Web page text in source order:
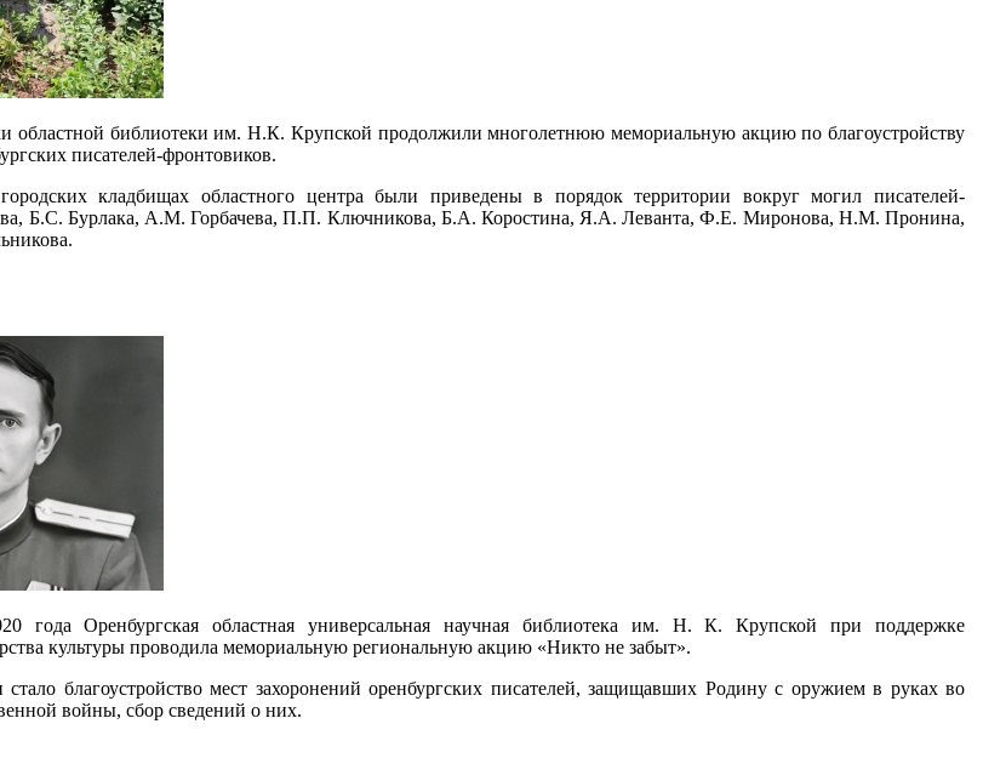
областной библиотеки им. Н.К. Крупской продолжили многолетнюю мемориальную акцию по благоустройству
писателей-фронтовиков.
кладбищах областного центра были приведены в порядок территории вокруг могил писателей-
Б.С. Бурлака, А.М. Горбачева, П.П. Ключникова, Б.А. Коростина, Я.А. Леванта, Ф.Е. Миронова, Н.М. Пронина,
года Оренбургская областная универсальная научная библиотека им. Н. К. Крупской при поддержке
культуры проводила мемориальную региональную акцию «Никто не забыт».
благоустройство мест захоронений оренбургских писателей, защищавших Родину с оружием в руках во
войны, сбор сведений о них.